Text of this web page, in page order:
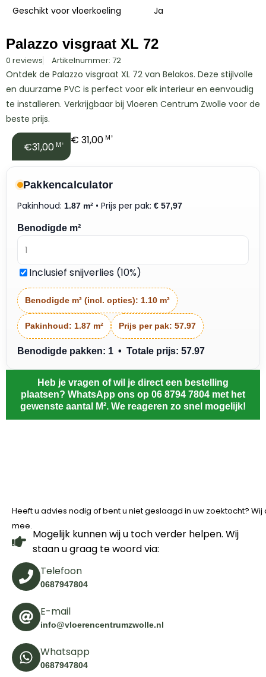
Geschikt voor vloerkoeling Ja
Palazzo visgraat XL 72
0 reviews Artikelnummer: 72
Ontdek de Palazzo visgraat XL 72 van Belakos. Deze stijlvolle
en duurzame PVC is perfect voor elk interieur en eenvoudig
te installeren. Verkrijgbaar bij Vloeren Centrum Zwolle voor de
beste prijs.
€31,00 M² € 31,00 M²
Pakkencalculator
Pakinhoud: 1.87 m² • Prijs per pak: € 57,97
Benodigde m²
Inclusief snijverlies (10%)
Benodigde m² (incl. opties): 1.10 m²
Pakinhoud: 1.87 m² Prijs per pak: 57.97
Benodigde pakken: 1 • Totale prijs: 57.97
Heb je vragen of wil je direct een bestelling
plaatsen? WhatsApp ons op 06 8794 7804 met het
gewenste aantal M². We reageren zo snel mogelijk!
Heeft u advies nodig of bent u niet geslaagd in uw zoektocht?
mee.
Mogelijk kunnen wij u toch verder helpen. Wij
staan u graag te woord via:
Telefoon
0687947804
E-mail
info@vloerencentrumzwolle.nl
Whatsapp
0687947804